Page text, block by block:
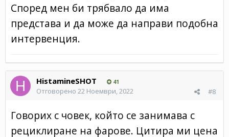
Според мен би трябвало да има
представа и да може да направи подобна
интервенция.
HistamineSHOT 41
#8
Отговорено 22 Ноември, 2022
Говорих с човек, който се занимава с
рециклиране на фарове. Цитира ми цена